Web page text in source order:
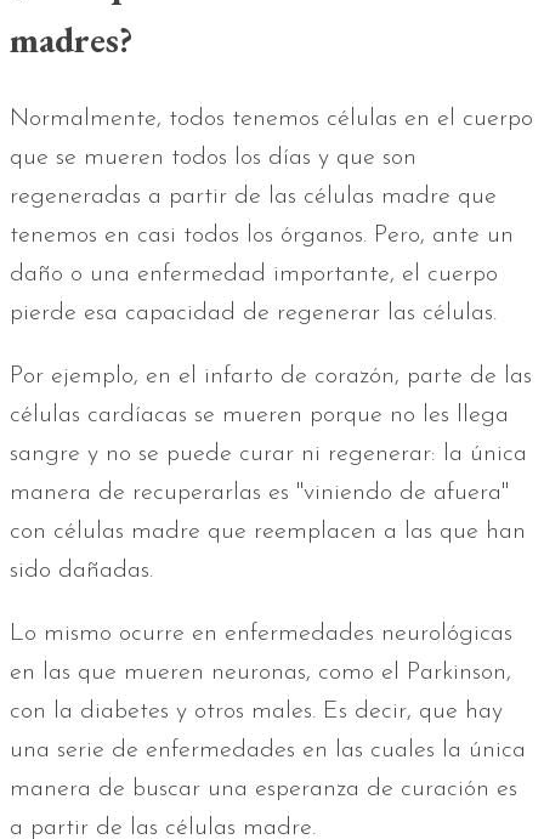
madres?
Normalmente, todos tenemos células en el cuerpo
que se mueren todos los días y que son
regeneradas a partir de las células madre que
tenemos en casi todos los órganos. Pero, ante un
daño o una enfermedad importante, el cuerpo
pierde esa capacidad de regenerar las células.
Por ejemplo, en el infarto de corazón, parte de las
células cardíacas se mueren porque no les llega
sangre y no se puede curar ni regenerar: la única
manera de recuperarlas es "viniendo de afuera"
con células madre que reemplacen a las que han
sido dañadas.
Lo mismo ocurre en enfermedades neurológicas
en las que mueren neuronas, como el Parkinson,
con la diabetes y otros males. Es decir, que hay
una serie de enfermedades en las cuales la única
manera de buscar una esperanza de curación es
a partir de las células madre.